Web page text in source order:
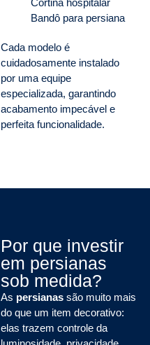
Cortina hospitalar
Bandô para persiana
Cada modelo é
cuidadosamente instalado
por uma equipe
especializada, garantindo
acabamento impecável e
perfeita funcionalidade.
Por que investir
em persianas
sob medida?
As persianas são muito mais
do que um item decorativo:
elas trazem controle da